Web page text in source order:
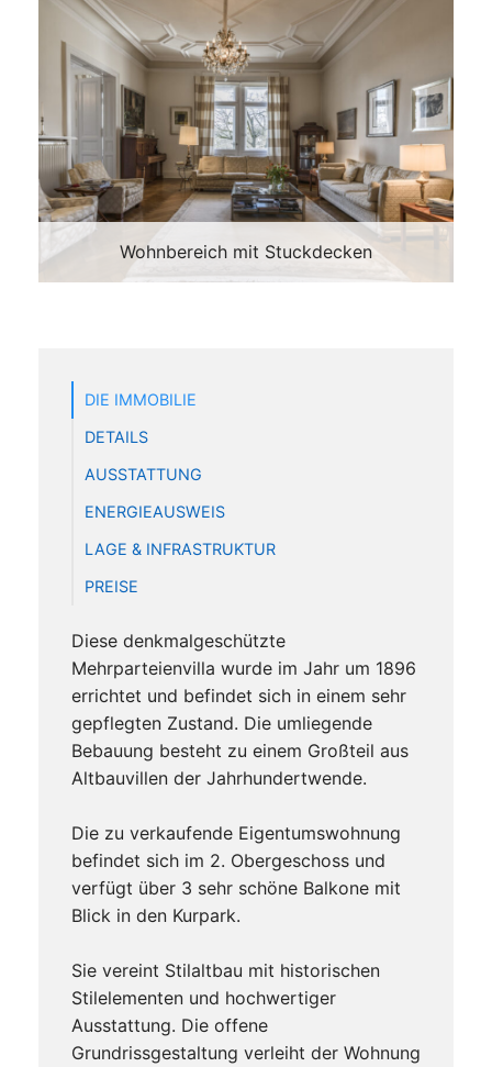
Wohnbereich mit Stuckdecken
DIE IMMOBILIE
DETAILS
AUSSTATTUNG
ENERGIEAUSWEIS
LAGE & INFRASTRUKTUR
PREISE
Diese denkmalgeschützte
Mehrparteienvilla wurde im Jahr um 1896
errichtet und befindet sich in einem sehr
gepflegten Zustand. Die umliegende
Bebauung besteht zu einem Großteil aus
Altbauvillen der Jahrhundertwende.
Die zu verkaufende Eigentumswohnung
befindet sich im 2. Obergeschoss und
verfügt über 3 sehr schöne Balkone mit
Blick in den Kurpark.
Sie vereint Stilaltbau mit historischen
Stilelementen und hochwertiger
Ausstattung. Die offene
Grundrissgestaltung verleiht der Wohnung